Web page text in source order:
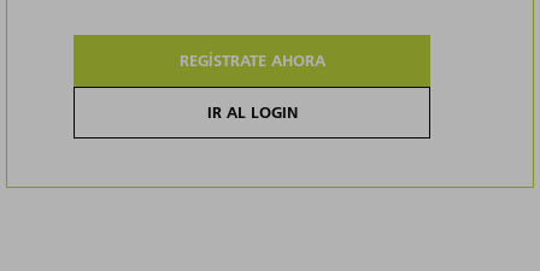
REGÍSTRATE AHORA
IR AL LOGIN